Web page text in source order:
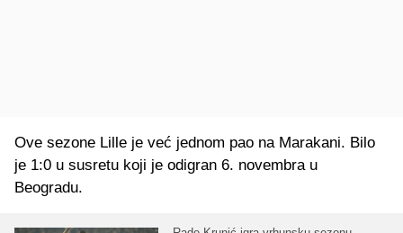
Ove sezone Lille je već jednom pao na Marakani. Bilo
je 1:0 u susretu koji je odigran 6. novembra u
Beogradu.